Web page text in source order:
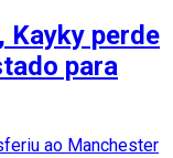
Kayky perde
para
ao Manchester